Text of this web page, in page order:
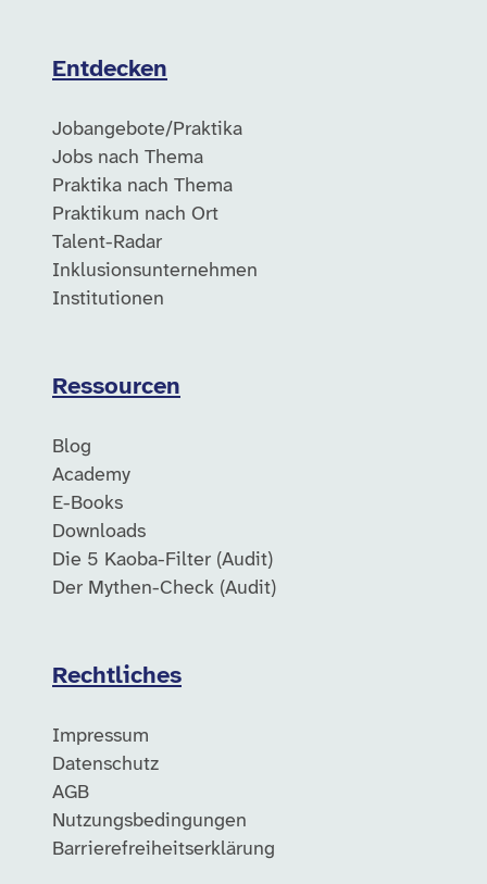
Entdecken
Jobangebote/Praktika
Jobs nach Thema
Praktika nach Thema
Praktikum nach Ort
Talent-Radar
Inklusionsunternehmen
Institutionen
Ressourcen
Blog
Academy
E-Books
Downloads
Die 5 Kaoba-Filter (Audit)
Der Mythen-Check (Audit)
Rechtliches
Impressum
Datenschutz
AGB
Nutzungsbedingungen
Barrierefreiheitserklärung